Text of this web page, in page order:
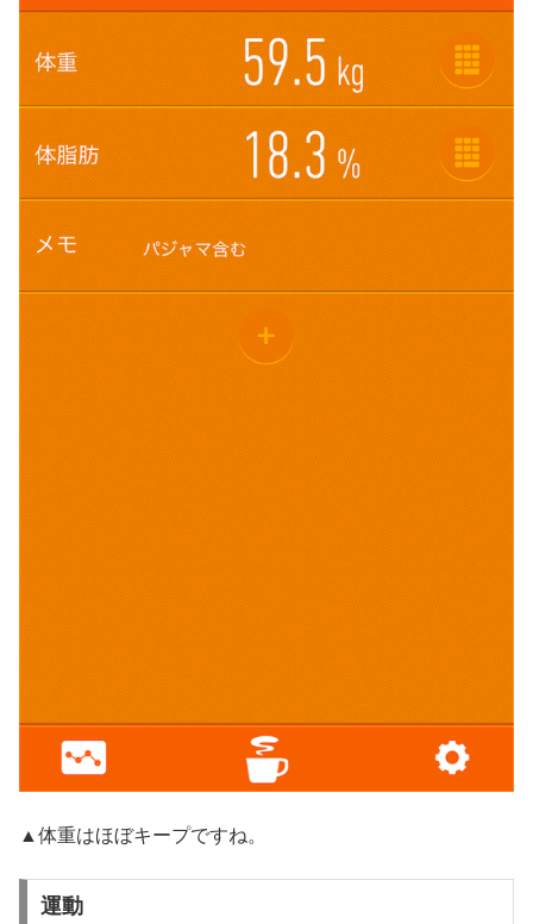
▲体重はほぼキープですね。
運動